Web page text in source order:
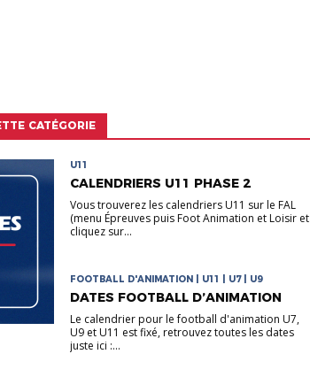
CATÉGORIE
U11
CALENDRIERS U11 PHASE 2
Vous trouverez les calendriers U11 sur le FAL
(menu Épreuves puis Foot Animation et Loisir et
cliquez sur...
FOOTBALL D'ANIMATION | U11 | U7 | U9
DATES FOOTBALL D’ANIMATION
Le calendrier pour le football d'animation U7,
U9 et U11 est fixé, retrouvez toutes les dates
juste ici :...